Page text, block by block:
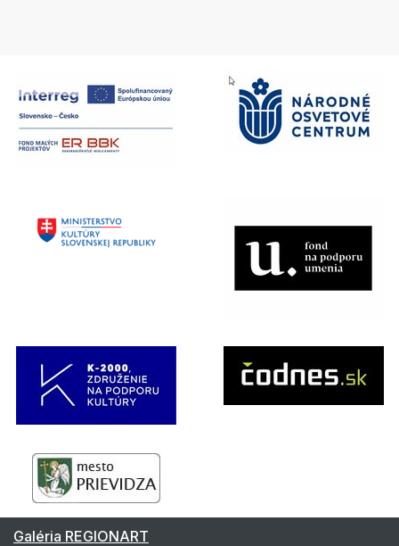
Galéria REGIONART